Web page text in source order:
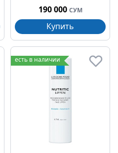
190 000 СУМ
Купить
есть в наличии